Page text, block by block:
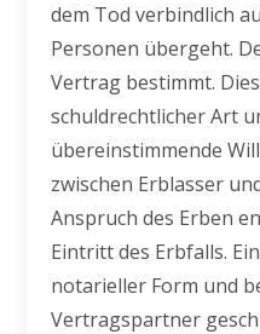
dem Tod verbindlich
Personen übergeht.
Vertrag bestimmt.
schuldrechtlicher Art
übereinstimmende
zwischen Erblasser
Anspruch des Erben
Eintritt des Erbfalls.
notarieller Form und
Vertragspartner